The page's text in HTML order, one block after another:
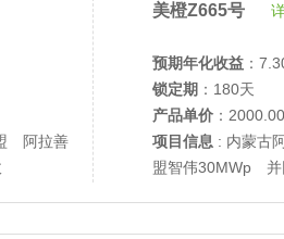
阿拉善
美橙Z665号
预期年化收益 ：
锁定期 ：180天
产品单价 ：
项目信息 : 内蒙古
盟智伟30MWp 并